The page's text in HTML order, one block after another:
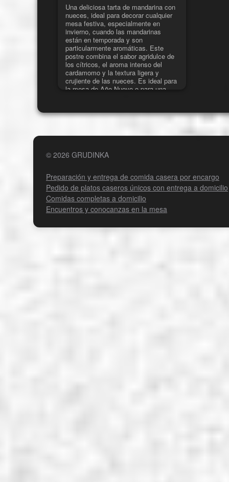
Una deliciosa tarta de mandarina con
nueces, ideal para decorar cualquier
mesa festiva, especialmente en
invierno, cuando las mandarinas
están en temporada y son
particularmente aromáticas. Este
postre combina el sabor agridulce de
los cítricos, el aroma intenso del
cardamomo y la textura ligera y
crujiente de las nueces. Es ideal para
la mesa de Año Nuevo o para una
húmedo y muy aromático, y la
decoración con chocolate blanco le
© 2026 GRUDINKA
Preparación y entrega de comida casera por encargo
Pedido de platos caseros únicos con entrega a domicilio
Comidas completas a domicilio
Encuentros y conocanzas en la mesa